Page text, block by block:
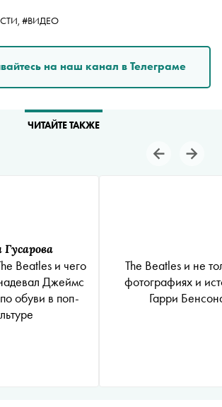
#ВИДЕО
на наш канал в Телеграме
ЧИТАЙТЕ ТАКЖЕ
Beatles и чего
Джеймс
обуви в поп-
The Beatles и не
фотографиях и
Гарри